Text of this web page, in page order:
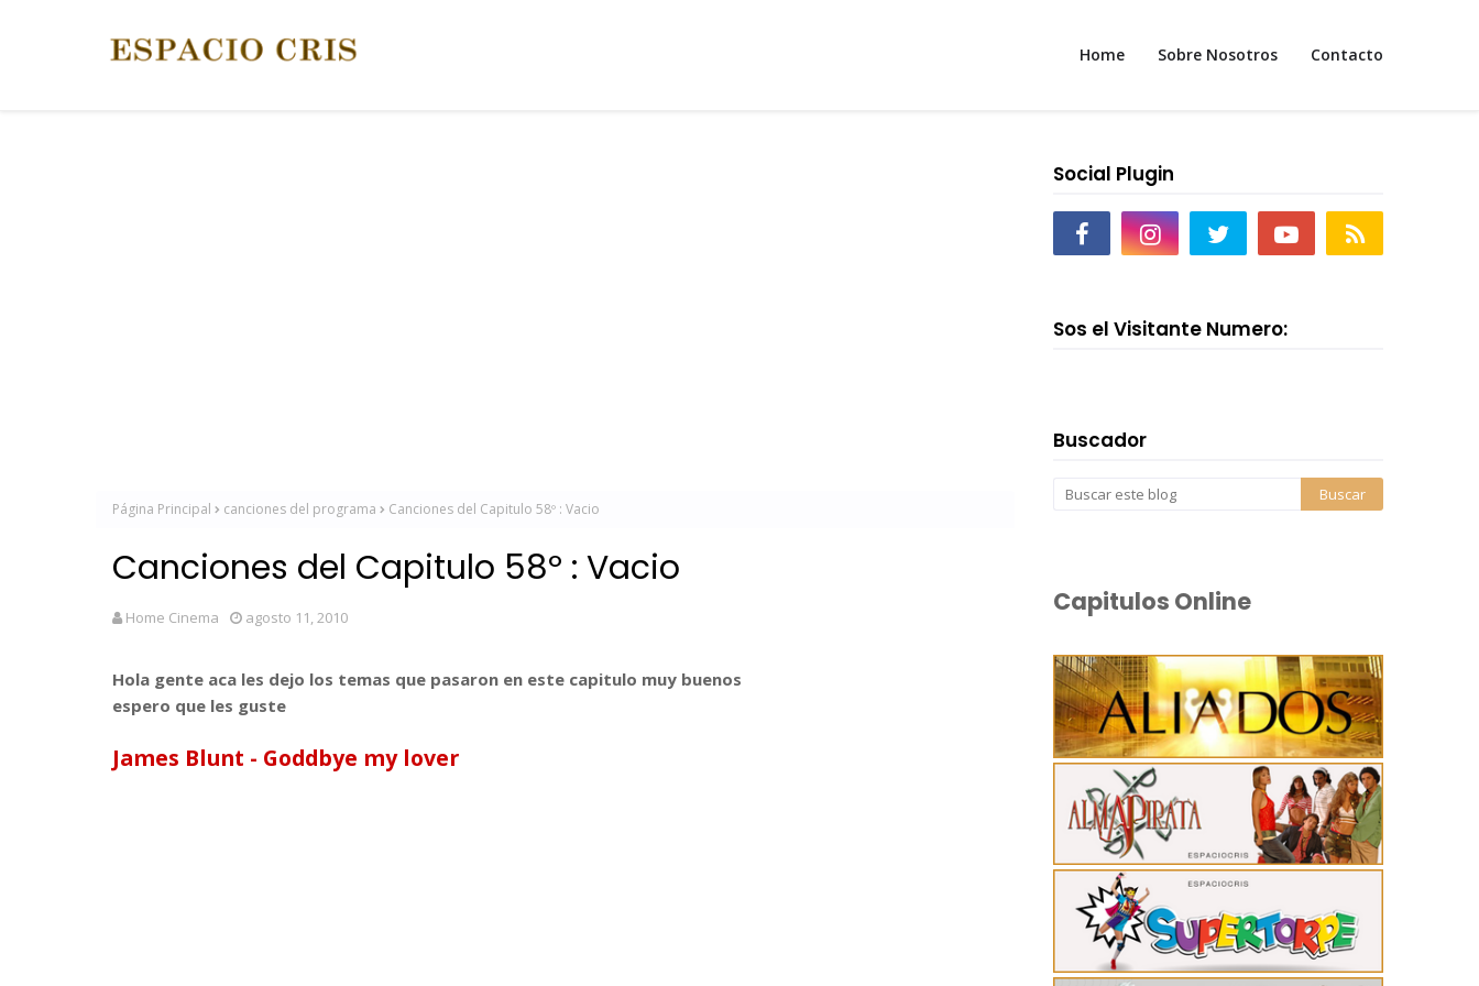
Home Sobre Nosotros Contacto
Página Principal canciones del programa Canciones del Capitulo 58º : Vacio
Canciones del Capitulo 58º : Vacio
Home Cinema agosto 11, 2010
Hola gente aca les dejo los temas que pasaron en este capitulo muy buenos
espero que les guste
James Blunt - Goddbye my lover
Social Plugin
Sos el Visitante Numero:
Buscador
Capitulos Online